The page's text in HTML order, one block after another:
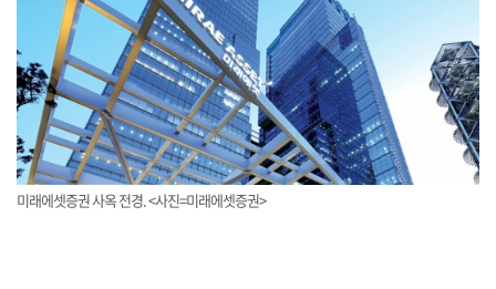
미래에셋증권 사옥 전경. <사진=미래에셋증권>